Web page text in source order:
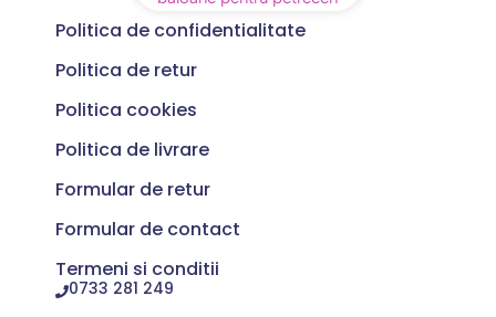
Politica de confidentialitate
Politica de retur
Politica cookies
Politica de livrare
Formular de retur
Formular de contact
Termeni si conditii
0733 281 249